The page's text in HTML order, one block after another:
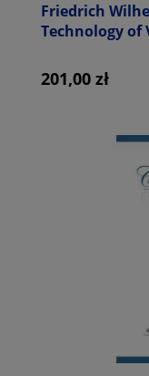
Friedrich
Technology of
201,00 zł